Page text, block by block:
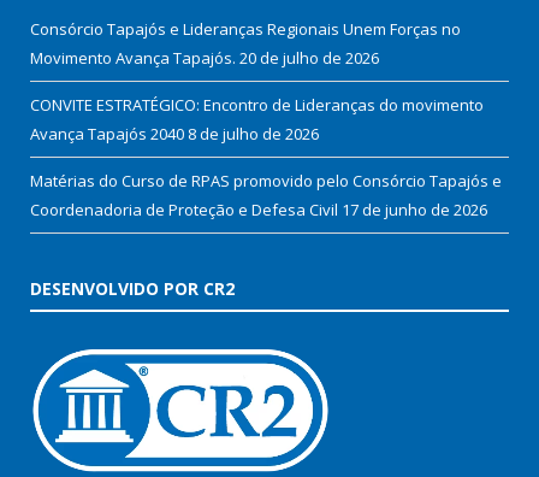
Consórcio Tapajós e Lideranças Regionais Unem Forças no
Movimento Avança Tapajós. 20 de julho de 2026
CONVITE ESTRATÉGICO: Encontro de Lideranças do movimento
Avança Tapajós 2040 8 de julho de 2026
Matérias do Curso de RPAS promovido pelo Consórcio Tapajós e
Coordenadoria de Proteção e Defesa Civil 17 de junho de 2026
DESENVOLVIDO POR CR2